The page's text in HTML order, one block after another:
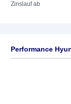
Zinslauf ab
Performance